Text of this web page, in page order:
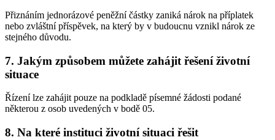
Přiznáním jednorázové peněžní částky zaniká nárok na příplatek
nebo zvláštní příspěvek, na který by v budoucnu vznikl nárok ze
stejného důvodu.
7. Jakým způsobem můžete zahájit řešení životní
situace
Řízení lze zahájit pouze na podkladě písemné žádosti podané
některou z osob uvedených v bodě 05.
8. Na které instituci životní situaci řešit